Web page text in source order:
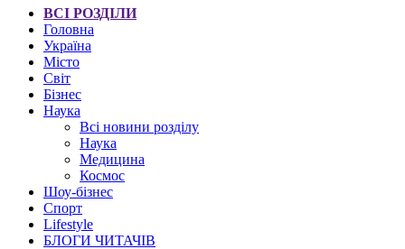
ВСІ РОЗДІЛИ
Головна
Україна
Місто
Світ
Бізнес
Наука
Всі новини розділу
Наука
Медицина
Космос
Шоу-бізнес
Спорт
Lifestyle
БЛОГИ ЧИТАЧІВ